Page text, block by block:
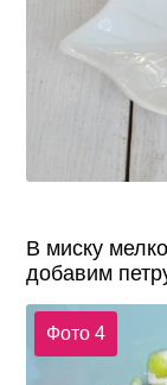
В миску
добавим
Фото 4